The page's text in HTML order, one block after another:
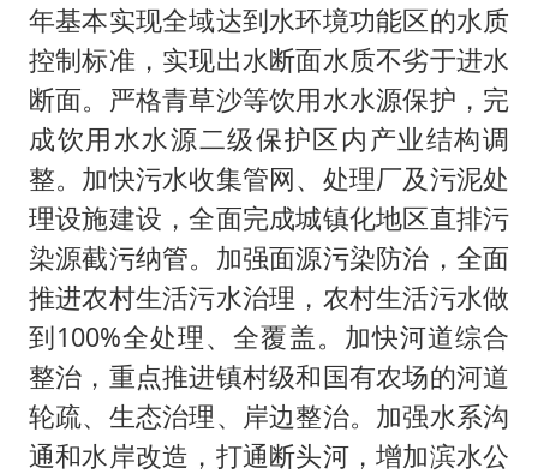
年基本实现全域达到水环境功能区的水质
控制标准，实现出水断面水质不劣于进水
断面。严格青草沙等饮用水水源保护，完
成饮用水水源二级保护区内产业结构调
整。加快污水收集管网、处理厂及污泥处
理设施建设，全面完成城镇化地区直排污
染源截污纳管。加强面源污染防治，全面
推进农村生活污水治理，农村生活污水做
到100%全处理、全覆盖。加快河道综合
整治，重点推进镇村级和国有农场的河道
轮疏、生态治理、岸边整治。加强水系沟
通和水岸改造，打通断头河，增加滨水公